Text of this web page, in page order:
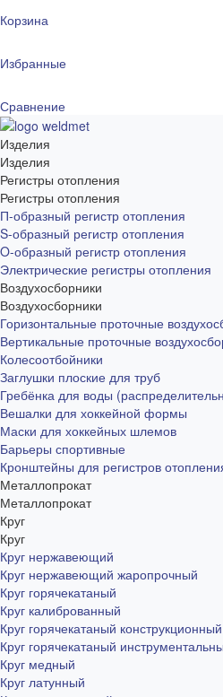
Корзина
Избранные
Сравнение
Изделия
Изделия
Регистры отопления
Регистры отопления
П-образный регистр отопления
S-образный регистр отопления
O-образный регистр отопления
Электрические регистры отопления
Воздухосборники
Воздухосборники
Горизонтальные проточные
Вертикальные проточные
Колесоотбойники
Заглушки плоские для труб
Гребёнка для воды
Вешалки для хоккейной формы
Маски для хоккейных шлемов
Барьеры спортивные
Кронштейны для регистров
Металлопрокат
Металлопрокат
Круг
Круг
Круг нержавеющий
Круг нержавеющий жаропрочный
Круг горячекатаный
Круг калиброванный
Круг горячекатаный конструкционный
Круг горячекатаный
Круг медный
Круг латунный